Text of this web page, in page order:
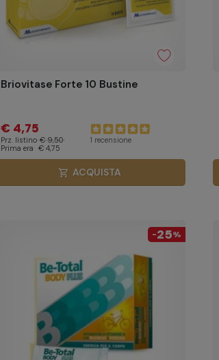
Briovitase Forte 10 Bustine
€ 4,75
Prz. listino € 9,50
Prima era € 4,75
1 recensione
shopping_cart ACQUISTA
-25%